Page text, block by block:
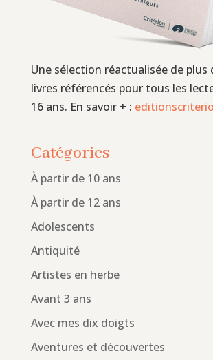
Une sélection réactualisée de plus
livres référencés pour tous les
16 ans. En savoir + :
Catégories
À partir de 10 ans
À partir de 12 ans
Adolescents
Antiquité
Artistes en herbe
Avant 3 ans
Avec mes dix doigts
Aventures et découvertes